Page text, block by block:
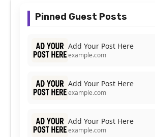
Pinned Guest Posts
Add Your Post Here
example.com
Add Your Post Here
example.com
Add Your Post Here
example.com